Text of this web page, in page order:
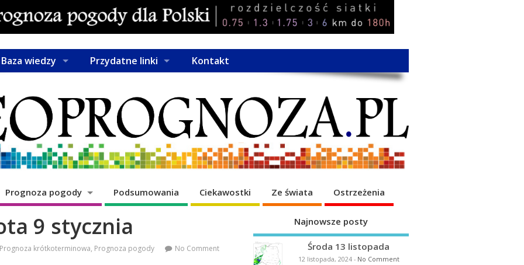
Baza wiedzy Przydatne linki Kontakt
Prognoza pogody Podsumowania Ciekawostki Ze świata Ostrzeżenia
9 stycznia
krótkoterminowa, Prognoza pogody No Comment
Najnowsze posty
Środa 13 listopada
12 listopada, 2024- No Comment